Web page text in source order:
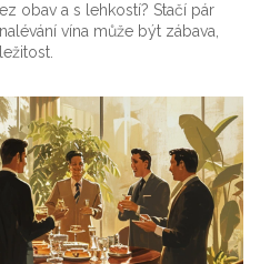
obav a s lehkostí? Stačí pár
vína může být zábava,